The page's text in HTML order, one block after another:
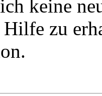
keine
zu